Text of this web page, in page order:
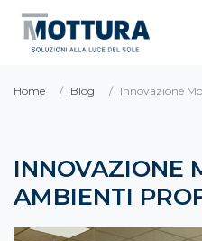
Home Blog Innovazione
INNOVAZIONE
AMBIENTI